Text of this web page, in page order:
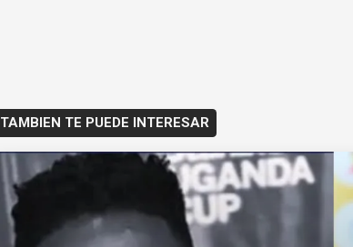
TAMBIEN TE PUEDE INTERESAR